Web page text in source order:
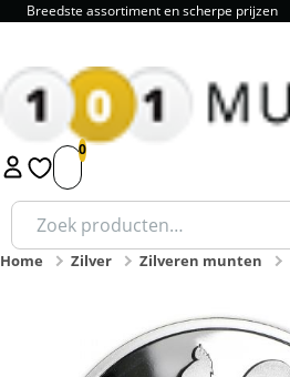
Breedste assortiment en scherpe prijzen
1 2 3 4 5 9.8
Zoeken
naar:
Home Zilver Zilveren munten